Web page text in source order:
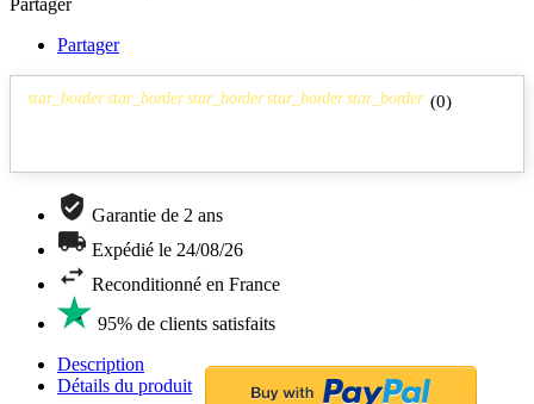
Partager
Partager
star_border star_border star_border star_border star_border (0)
Garantie de 2 ans
Expédié le 24/08/26
Reconditionné en France
95% de clients satisfaits
Description
Détails du produit